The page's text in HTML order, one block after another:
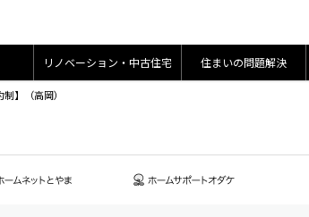
リノベーション・中古住宅 住まいの問題解決
】（高岡）